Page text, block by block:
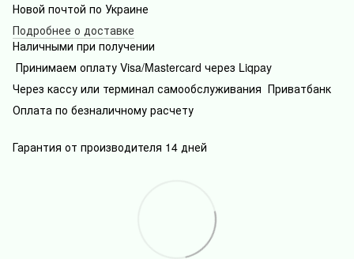
Новой почтой по Украине
Подробнее о доставке
Наличными при получении
Принимаем оплату Visa/Mastercard через Liqpay
Через кассу или терминал самообслуживания Приватбанк
Оплата по безналичному расчету
Гарантия от производителя 14 дней